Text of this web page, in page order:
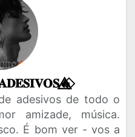
adesivos de todo o
amizade, música.
É bom ver - vos a